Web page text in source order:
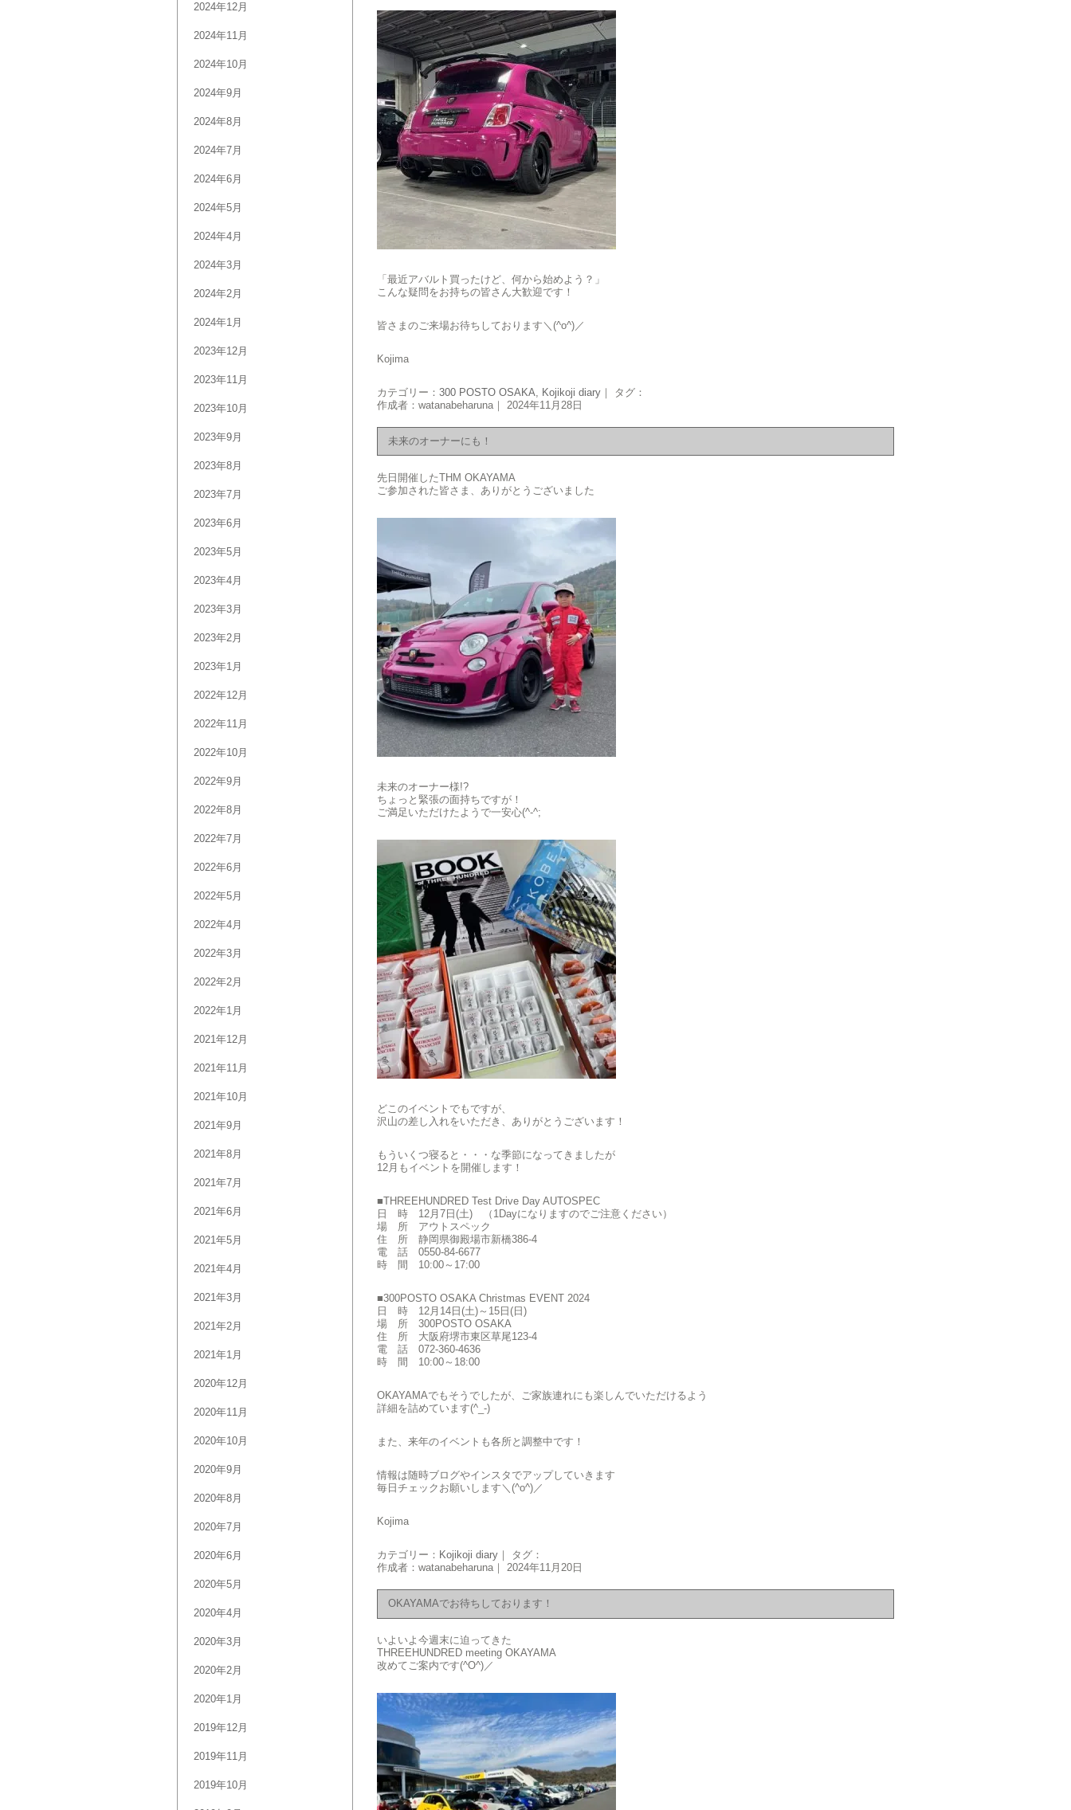
「最近アバルト買ったけど、何から始めよう？」
こんな疑問をお持ちの皆さん大歓迎です！
皆さまのご来場お待ちしております＼(^o^)／
Kojima
カテゴリー： 300 POSTO OSAKA Kojikoji diary ｜ タグ：
作成者：watanabeharuna｜ 2024年11月28日
未来のオーナーにも！
先日開催したTHM OKAYAMA
ご参加された皆さま、ありがとうございました
未来のオーナー様!?
ちょっと緊張の面持ちですが！
ご満足いただけたようで一安心(^-^;
どこのイベントでもですが、
沢山の差し入れをいただき、ありがとうございます！
もういくつ寝ると・・・な季節になってきましたが
12月もイベントを開催します！
■THREEHUNDRED Test Drive Day AUTOSPEC
日 時 12月7日(土) （1Dayになりますのでご注意ください）
場 所 アウトスペック
住 所 静岡県御殿場市新橋386-4
電 話 0550-84-6677
時 間 10:00～17:00
■300POSTO OSAKA Christmas EVENT 2024
日 時 12月14日(土)～15日(日)
場 所 300POSTO OSAKA
住 所 大阪府堺市東区草尾123-4
電 話 072-360-4636
時 間 10:00～18:00
OKAYAMAでもそうでしたが、ご家族連れにも楽しんでいただけるよう
詳細を詰めています(^_-)
また、来年のイベントも各所と調整中です！
情報は随時ブログやインスタでアップしていきます
毎日チェックお願いします＼(^o^)／
Kojima
カテゴリー： Kojikoji diary ｜ タグ：
作成者：watanabeharuna｜ 2024年11月20日
OKAYAMAでお待ちしております！
いよいよ今週末に迫ってきた
THREEHUNDRED meeting OKAYAMA
改めてご案内です(^O^)／
2024年12月
2024年11月
2024年10月
2024年9月
2024年8月
2024年7月
2024年6月
2024年5月
2024年4月
2024年3月
2024年2月
2024年1月
2023年12月
2023年11月
2023年10月
2023年9月
2023年8月
2023年7月
2023年6月
2023年5月
2023年4月
2023年3月
2023年2月
2023年1月
2022年12月
2022年11月
2022年10月
2022年9月
2022年8月
2022年7月
2022年6月
2022年5月
2022年4月
2022年3月
2022年2月
2022年1月
2021年12月
2021年11月
2021年10月
2021年9月
2021年8月
2021年7月
2021年6月
2021年5月
2021年4月
2021年3月
2021年2月
2021年1月
2020年12月
2020年11月
2020年10月
2020年9月
2020年8月
2020年7月
2020年6月
2020年5月
2020年4月
2020年3月
2020年2月
2020年1月
2019年12月
2019年11月
2019年10月